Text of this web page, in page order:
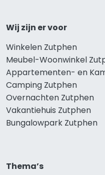
Wij zijn er voor
Winkelen Zutphen
Meubel-Woonwinkel
Appartementen- en
Camping Zutphen
Overnachten Zutphen
Vakantiehuis Zutphen
Bungalowpark Zutphen
Thema’s